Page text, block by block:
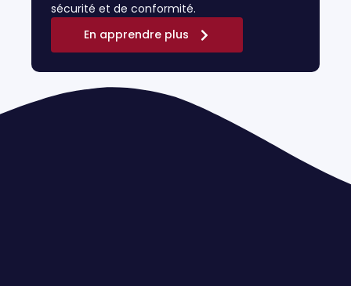
sécurité et de conformité.
En apprendre plus